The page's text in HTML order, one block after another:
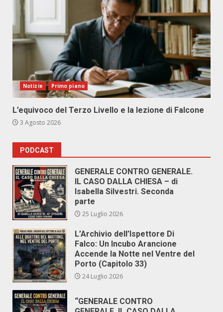
Notizie Primo piano
L’equivoco del Terzo Livello e la lezione di Falcone
3 Agosto 2026
PODCAST
GENERALE CONTRO GENERALE.
IL CASO DALLA CHIESA – di
Isabella Silvestri. Seconda
parte
25 Luglio 2026
L’Archivio dell’Ispettore Di
Falco: Un Incubo Arancione
Accende la Notte nel Ventre del
Porto (Capitolo 33)
24 Luglio 2026
“GENERALE CONTRO